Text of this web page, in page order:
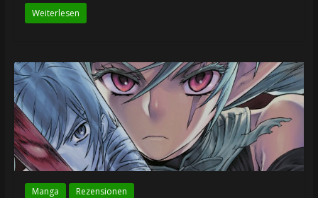
Weiterlesen
Manga Rezensionen